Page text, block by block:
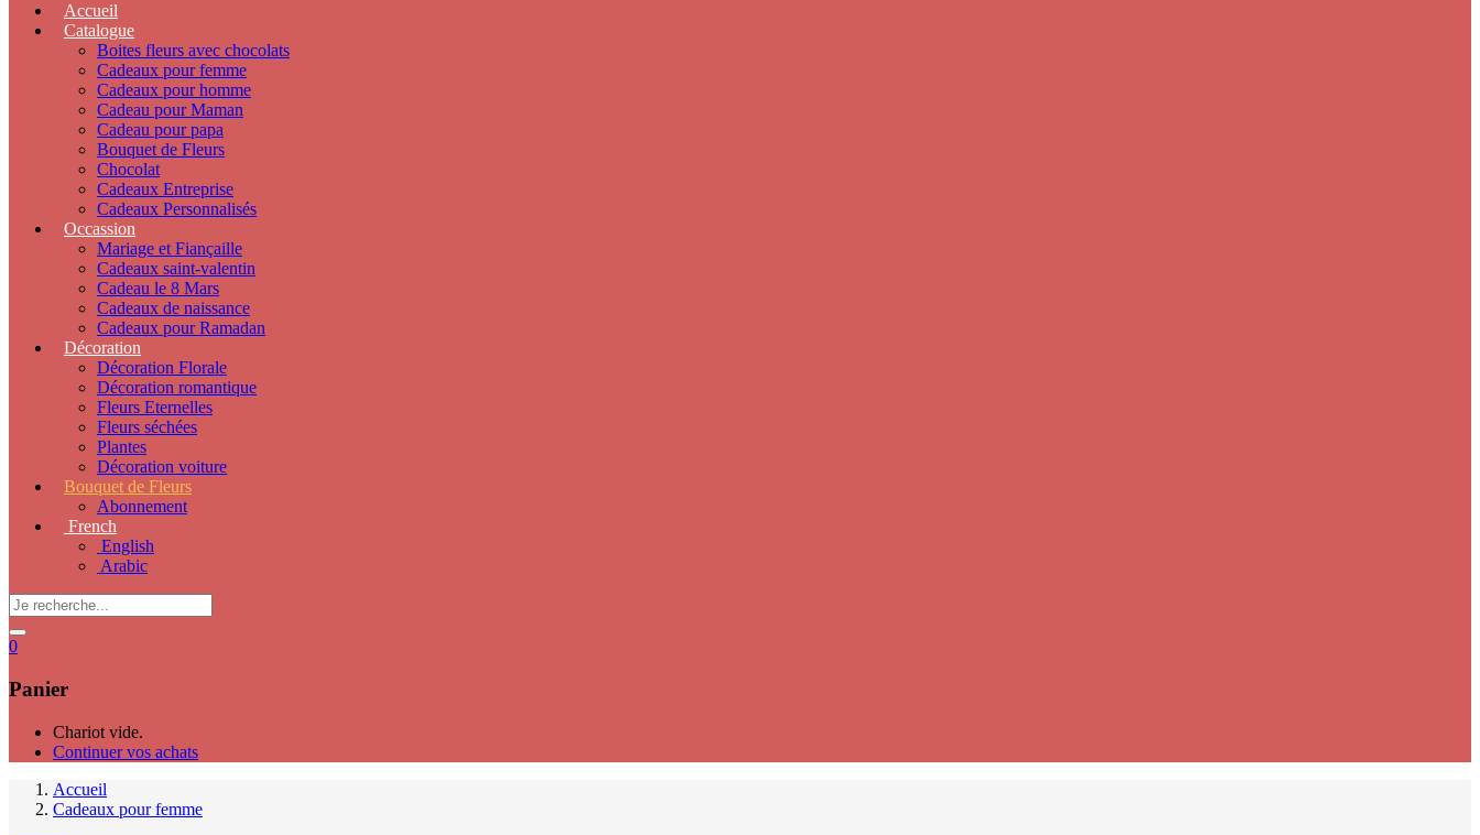
Accueil
Catalogue
Boites fleurs avec chocolats
Cadeaux pour femme
Cadeaux pour homme
Cadeau pour Maman
Cadeau pour papa
Bouquet de Fleurs
Chocolat
Cadeaux Entreprise
Cadeaux Personnalisés
Occassion
Mariage et Fiançaille
Cadeaux saint-valentin
Cadeau le 8 Mars
Cadeaux de naissance
Cadeaux pour Ramadan
Décoration
Décoration Florale
Décoration romantique
Fleurs Eternelles
Fleurs séchées
Plantes
Décoration voiture
Bouquet de Fleurs
Abonnement
French
English
Arabic
0
Panier
Chariot vide.
Continuer vos achats
Accueil
Cadeaux pour femme